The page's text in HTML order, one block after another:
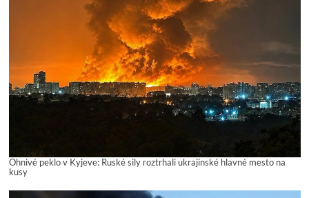
Ohnivé peklo v Kyjeve: Ruské sily roztrhali ukrajinské hlavné mesto na
kusy